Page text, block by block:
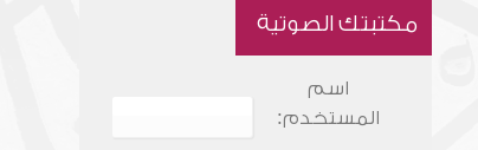
مكتبتك الصوتية
اسم
المستخدم: